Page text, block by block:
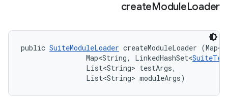
createModuleLoader
public SuiteModuleLoader createModuleLoader
                Map<String, LinkedHashSet<
                List<String> testArgs,
                List<String> moduleArgs)